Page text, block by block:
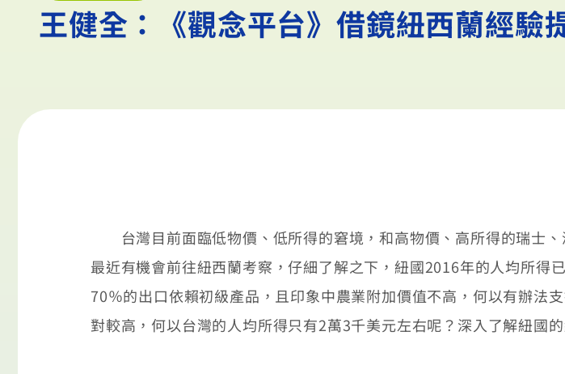
王健全：《觀念平台》借鏡紐西蘭經驗
台灣目前面臨低物價、低所得的窘境，和高物價、高所得的瑞士、
最近有機會前往紐西蘭考察，仔細了解之下，紐國2016年的人均所得
70％的出口依賴初級產品，且印象中農業附加價值不高，何以有辦法
對較高，何以台灣的人均所得只有2萬3千美元左右呢？深入了解紐國